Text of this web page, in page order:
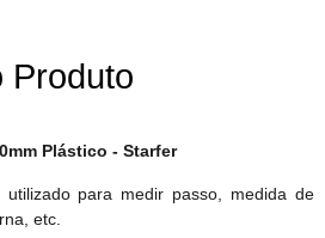
Produto
Plástico - Starfer
para medir passo, medida de
etc.